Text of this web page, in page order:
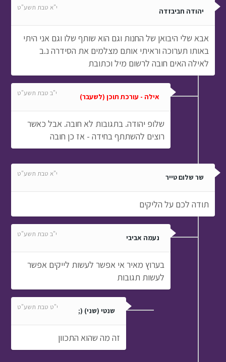
יהודה חביבזדה י"א טבת תשע"ט
אבא שלי היבואן של החנות וגם הוא שותף שלו וגם אני היתי
באותו תערוכה וראיתי אותם מצלמים את הסידרה נ.ב
לאילה האים חובה לרשום מיל וכתובת
אילה - עורכת תוכן (לשעבר) י"ב טבת תשע"ט
שלופ יהודה. בתגובות לא חובה. אבל כאשר
רוצים להשתתף בחידה - אז כן חובה
שר שלום טייר י"א טבת תשע"ט
תודה לכם על הליקים
נעמה אביבי י"ב טבת תשע"ט
בערוץ מאיר אי אפשר לעשות לייקים אפשר
לעשות תגובות
שנטי (שני) (; י"ט טבת תשע"ט
זה מה שהוא התכוון